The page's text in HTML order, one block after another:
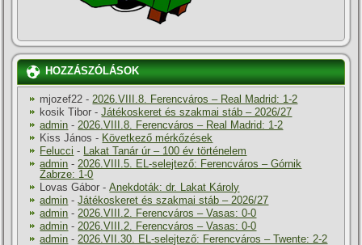
HOZZÁSZÓLÁSOK
mjozef22 -2026.VIII.8. Ferencváros – Real Madrid: 1-2
kosik Tibor -Játékoskeret és szakmai stáb – 2026/27
admin -2026.VIII.8. Ferencváros – Real Madrid: 1-2
Kiss János - Következő mérkőzések
Felucci - Lakat Tanár úr – 100 év történelem
admin -2026.VIII.5. EL-selejtező: Ferencváros – Górnik
Zabrze: 1-0
Lovas Gábor -Anekdoták: dr. Lakat Károly
admin -Játékoskeret és szakmai stáb – 2026/27
admin -2026.VIII.2. Ferencváros – Vasas: 0-0
admin -2026.VIII.2. Ferencváros – Vasas: 0-0
admin -2026.VII.30. EL-selejtező: Ferencváros – Twente: 2-2